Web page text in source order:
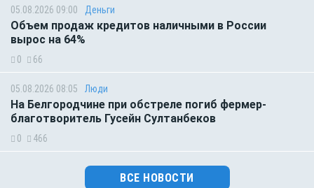
05.08.2026 09:00 Деньги
Объем продаж кредитов наличными в России
вырос на 64%
0 66
05.08.2026 08:05 Люди
На Белгородчине при обстреле погиб фермер-
благотворитель Гусейн Султанбеков
0 466
ВСЕ НОВОСТИ